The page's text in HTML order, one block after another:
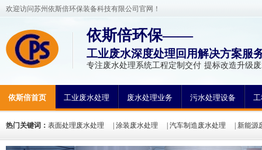
欢迎访问苏州依斯倍环保装备科技有限公司官网！
依斯倍环保——
工业废水深度处理回用解决方案服
专注废水处理系统工程定制交付 提标改造升级
依斯倍首页 工业废水处理 废水处理业务 污水处理设备
热门关键词： 表面处理废水处理 涂装废水处理 汽车制造废水处理 新能源